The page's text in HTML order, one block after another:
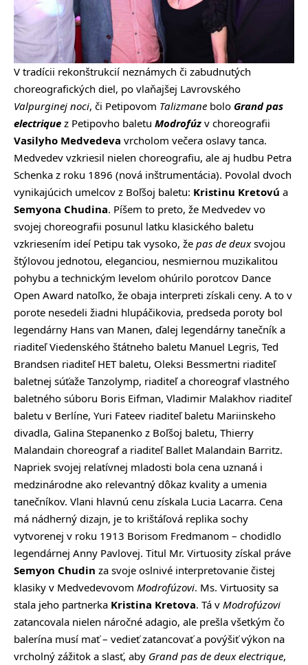
V tradícii rekonštrukcií neznámych či zabudnutých
choreografických diel, po vlaňajšej Lavrovského
Valpurginej noci, či Petipovom Talizmane bolo Grand pas
electrique z Petipovho baletu Modrofúz v choreografii
Vasilyho Medvedeva vrcholom večera oslavy tanca.
Medvedev vzkriesil nielen choreografiu, ale aj hudbu Petra
Schenka z roku 1896 (nová inštrumentácia). Povolal dvoch
vynikajúcich umelcov z Boľšoj baletu: Kristinu Kretovú a
Semyona Chudina. Píšem to preto, že Medvedev vo
svojej choreografii posunul latku klasického baletu
vzkriesením ideí Petipu tak vysoko, že pas de deuxsvojou
štýlovou jednotou, eleganciou, nesmiernou muzikalitou
pohybu a technickým levelom ohúrilo porotcov Dance
Open Award natoľko, že obaja interpreti získali ceny. A to v
porote nesedeli žiadni hlupáčikovia, predseda poroty bol
legendárny Hans van Manen, ďalej legendárny tanečník a
riaditeľ Viedenského štátneho baletu Manuel Legris, Ted
Brandsen riaditeľ HET baletu, Oleksi Bessmertni riaditeľ
baletnej súťaže Tanzolymp, riaditeľ a choreograf vlastného
baletného súboru Boris Eifman, Vladimir Malakhov riaditeľ
baletu v Berlíne, Yuri Fateev riaditeľ baletu Mariinskeho
divadla, Galina Stepanenko z Boľšoj baletu, Thierry
Malandain choreograf a riaditeľ Ballet Malandain Barritz.
Napriek svojej relatívnej mladosti bola cena uznaná i
medzinárodne ako relevantný dôkaz kvality a umenia
tanečníkov. Vlani hlavnú cenu získala Lucia Lacarra. Cena
má nádherný dizajn, je to krištáľová replika sochy
vytvorenej v roku 1913 Borisom Fredmanom – chodidlo
legendárnej Anny Pavlovej. Titul Mr. Virtuosity získal práve
Semyon Chudin za svoje oslnivé interpretovanie čistej
klasiky v Medvedevovom Modrofúzovi. Ms. Virtuosity sa
stala jeho partnerka Kristina Kretova. Tá v Modrofúzovi
zatancovala nielen náročné adagio, ale prešla všetkým čo
balerína musí mať – vedieť zatancovať a povýšiť výkon na
vrcholný zážitok a slasť, aby Grand pas de deux electrique,